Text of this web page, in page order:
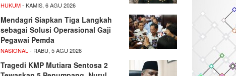
HUKUM- KAMIS, 6 AGU 2026
Mendagri Siapkan Tiga Langkah
sebagai Solusi Operasional Gaji
Pegawai Pemda
NASIONAL - RABU, 5 AGU 2026
Tragedi KMP Mutiara Sentosa 2